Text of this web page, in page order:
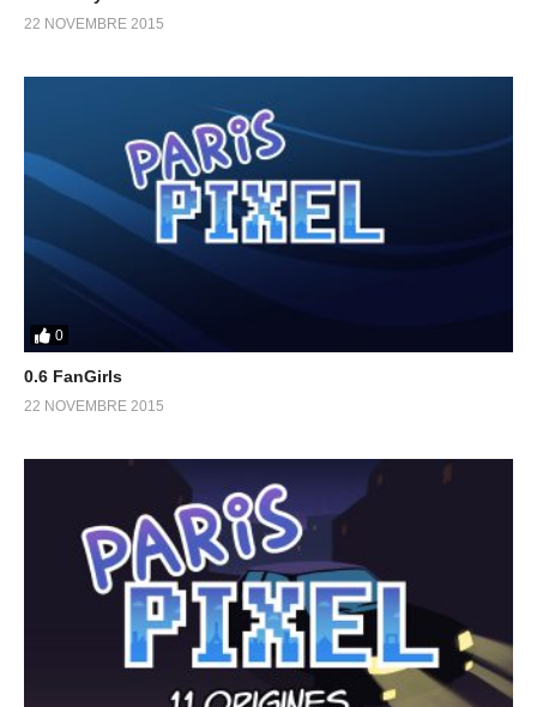
22 NOVEMBRE 2015
0
0.6 FanGirls
22 NOVEMBRE 2015